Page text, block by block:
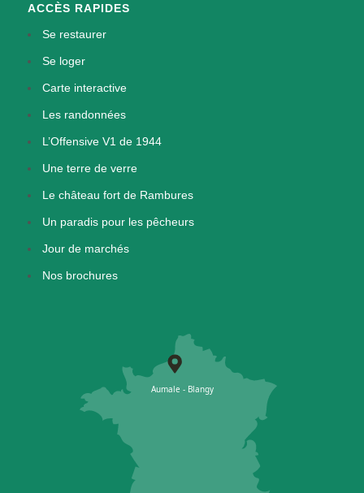
ACCÈS RAPIDES
Se restaurer
Se loger
Carte interactive
Les randonnées
L’Offensive V1 de 1944
Une terre de verre
Le château fort de Rambures
Un paradis pour les pêcheurs
Jour de marchés
Nos brochures